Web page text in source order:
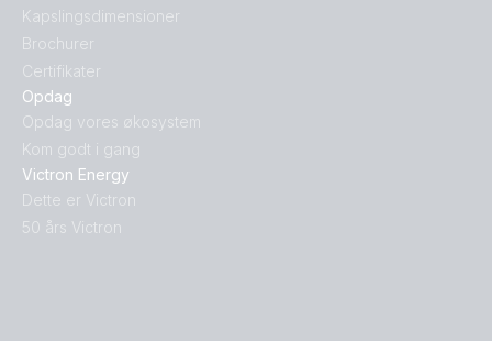
Opdag
Opdag vores økosystem
Kom godt i gang
Victron Energy
Dette er Victron
50 års Victron
Kapslingsdimensioner
Brochurer
Certifikater